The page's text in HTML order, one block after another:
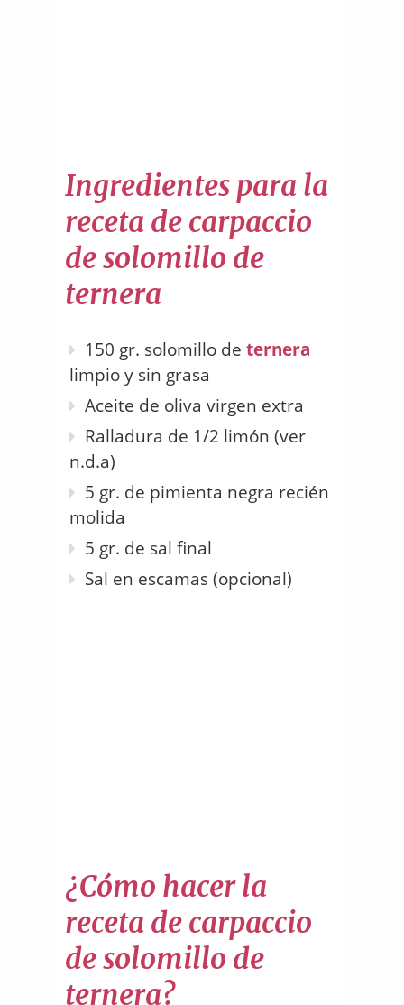
Ingredientes para la
receta de carpaccio
de solomillo de
ternera
150 gr. solomillo de ternera
limpio y sin grasa
Aceite de oliva virgen extra
Ralladura de 1/2 limón (ver
n.d.a)
5 gr. de pimienta negra recién
molida
5 gr. de sal final
Sal en escamas (opcional)
¿Cómo hacer la
receta de carpaccio
de solomillo de
ternera?